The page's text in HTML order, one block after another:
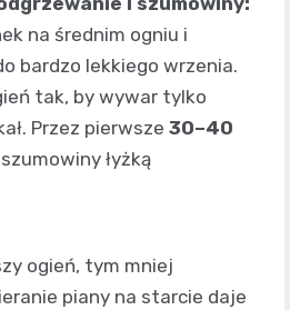
na średnim ogniu i
bardzo lekkiego wrzenia.
tak, by wywar tylko
Przez pierwsze 30–40
łyżką
ogień, tym mniej
piany na starcie daje